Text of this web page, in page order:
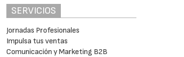
SERVICIOS
Jornadas Profesionales
Impulsa tus ventas
Comunicación y Marketing B2B